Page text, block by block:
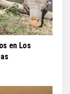
en Los